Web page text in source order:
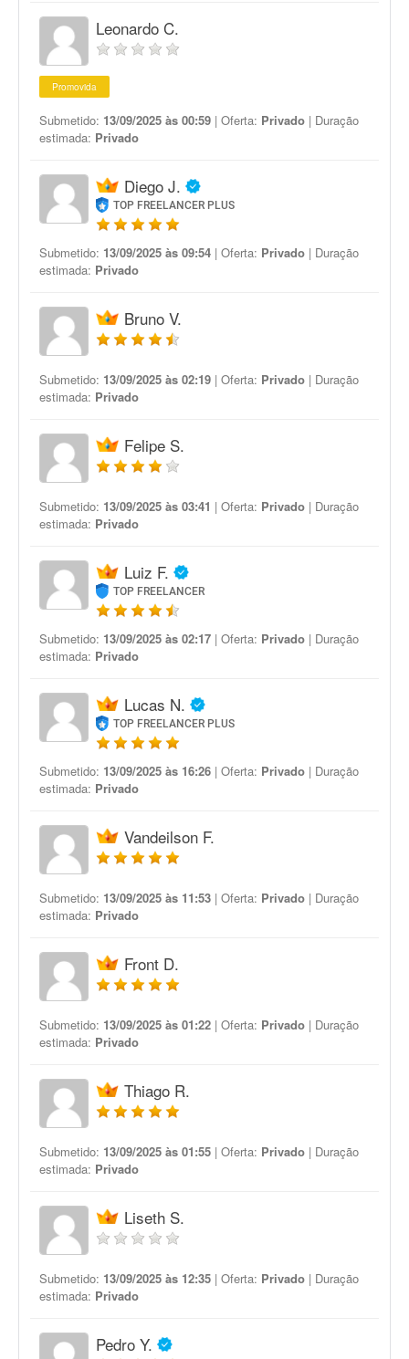
Leonardo C.
Promovida
Submetido: 13/09/2025 às 00:59 | Oferta: Privado | Duração
estimada: Privado
Diego J.
TOP FREELANCER PLUS
Submetido: 13/09/2025 às 09:54 | Oferta: Privado | Duração
estimada: Privado
Bruno V.
Submetido: 13/09/2025 às 02:19 | Oferta: Privado | Duração
estimada: Privado
Felipe S.
Submetido: 13/09/2025 às 03:41 | Oferta: Privado | Duração
estimada: Privado
Luiz F.
TOP FREELANCER
Submetido: 13/09/2025 às 02:17 | Oferta: Privado | Duração
estimada: Privado
Lucas N.
TOP FREELANCER PLUS
Submetido: 13/09/2025 às 16:26 | Oferta: Privado | Duração
estimada: Privado
Vandeilson F.
Submetido: 13/09/2025 às 11:53 | Oferta: Privado | Duração
estimada: Privado
Front D.
Submetido: 13/09/2025 às 01:22 | Oferta: Privado | Duração
estimada: Privado
Thiago R.
Submetido: 13/09/2025 às 01:55 | Oferta: Privado | Duração
estimada: Privado
Liseth S.
Submetido: 13/09/2025 às 12:35 | Oferta: Privado | Duração
estimada: Privado
Pedro Y.